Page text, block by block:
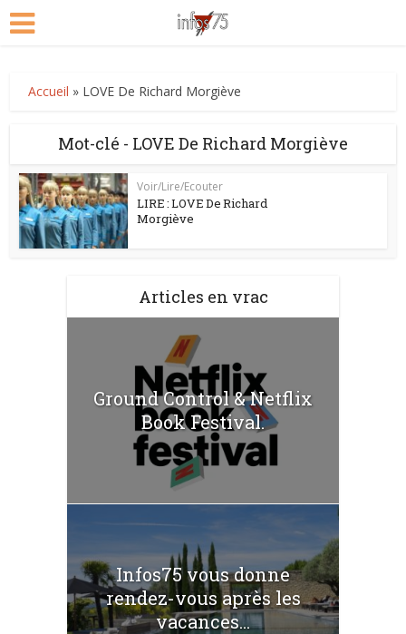
Accueil » LOVE De Richard Morgiève
Mot-clé - LOVE De Richard Morgiève
Voir/Lire/Ecouter
LIRE : LOVE De Richard
Morgiève
Articles en vrac
Ground Control & Netflix
Book Festival.
Infos75 vous donne
rendez-vous après les
vacances...